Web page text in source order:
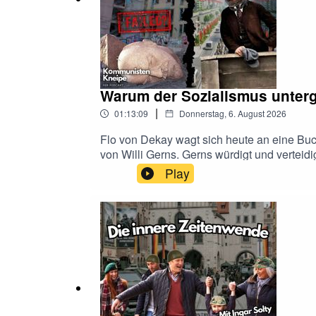
Warum der Sozialismus
01:13:09 | Donnerstag, 6. August 2026
Flo von Dekay wagt sich heute an eine
von Willi Gerns. Gerns würdigt und
seinen Problemen und Fehlern des
der sozialistischen Idee verstanden
Gesellschaft müsse demokratischer
welchen tatsächlichen politischen Einfluss
war. Gerns beschäftigt sich deshalb mit
früherer Modelle überwindet. Seine
Doch gerade das macht die Lektüre
Unterstützung unserer Arbeit:• Paypal:
Play